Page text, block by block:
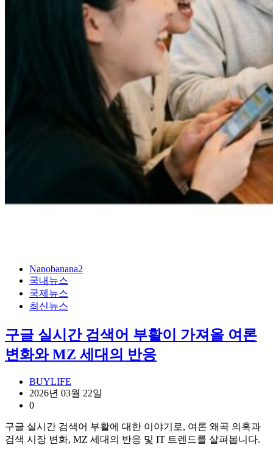
Nanobanana2
국내뉴스
국제뉴스
최신뉴스
구글 실시간 검색어 부활이 가져올 여론
변화와 MZ 세대의 반응
BUYLIFE
2026년 03월 22일
0
구글 실시간 검색어 부활에 대한 이야기로, 여론 왜곡 의혹과
검색 시장 변화, MZ 세대의 반응 및 IT 트렌드를 살펴봅니다.